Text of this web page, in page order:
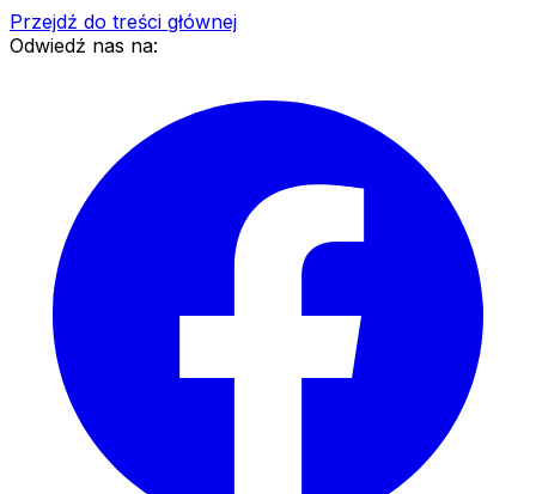
Przejdź do treści głównej
Odwiedź nas na: